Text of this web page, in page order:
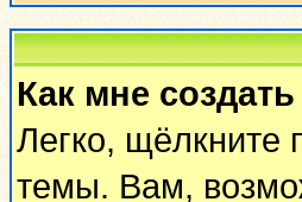
Как мне
Легко, щёлкните
темы. Вам,